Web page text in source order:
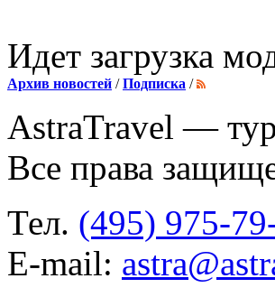
Идет загрузка
Архив новостей /Подписка /
AstraTravel —
Все права
Тел. (495) 975-
E-mail: